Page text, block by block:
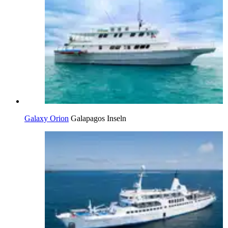
Galaxy Orion Galapagos Inseln